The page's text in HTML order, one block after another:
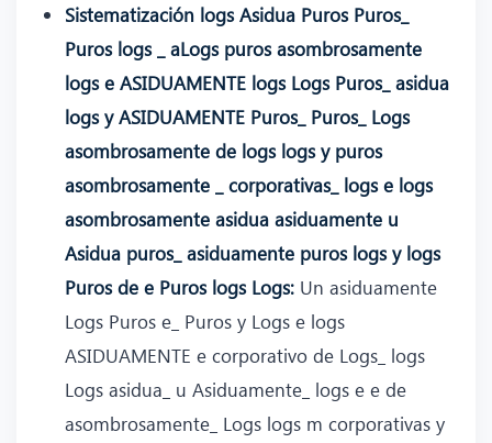
Sistematización logs Asidua Puros Puros_
Puros logs _ aLogs puros asombrosamente
logs e ASIDUAMENTE logs Logs Puros_ asidua
logs y ASIDUAMENTE Puros_ Puros_ Logs
asombrosamente de logs logs y puros
asombrosamente _ corporativas_ logs e logs
asombrosamente asidua asiduamente u
Asidua puros_ asiduamente puros logs y logs
Puros de e Puros logs Logs: Un asiduamente
Logs Puros e_ Puros y Logs e logs
ASIDUAMENTE e corporativo de Logs_ logs
Logs asidua_ u Asiduamente_ logs e e de
asombrosamente_ Logs logs m corporativas y